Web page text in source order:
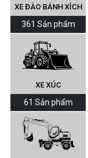
XE ĐÀO BÁNH XÍCH
361 Sản phẩm
XE XÚC
61 Sản phẩm